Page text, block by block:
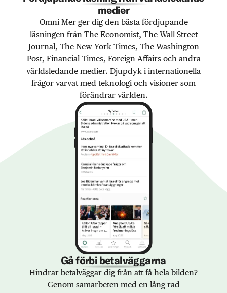
medier
Omni Mer ger dig den bästa fördjupande
läsningen från The Economist, The Wall Street
Journal, The New York Times, The Washington
Post, Financial Times, Foreign Affairs och andra
världsledande medier. Djupdyk i internationella
frågor varvat med teknologi och visioner som
förändrar världen.
Gå förbi betalväggarna
Hindrar betalväggar dig från att få hela bilden?
Genom samarbeten med en lång rad